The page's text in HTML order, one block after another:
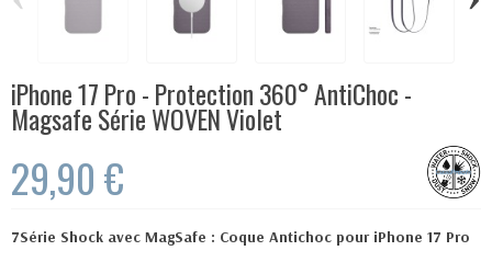
iPhone 17 Pro - Protection 360° AntiChoc -
Magsafe Série WOVEN Violet
29,90 €
7Série Shock avec MagSafe : Coque Antichoc pour iPhone 17 Pro